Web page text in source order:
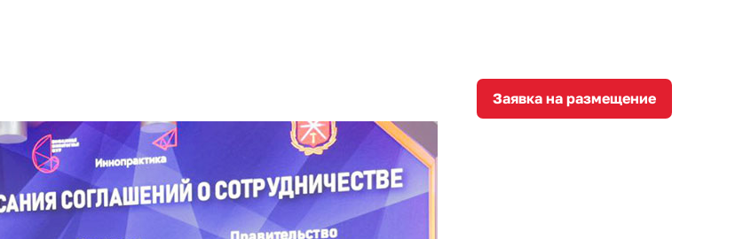
Заявка на размещение